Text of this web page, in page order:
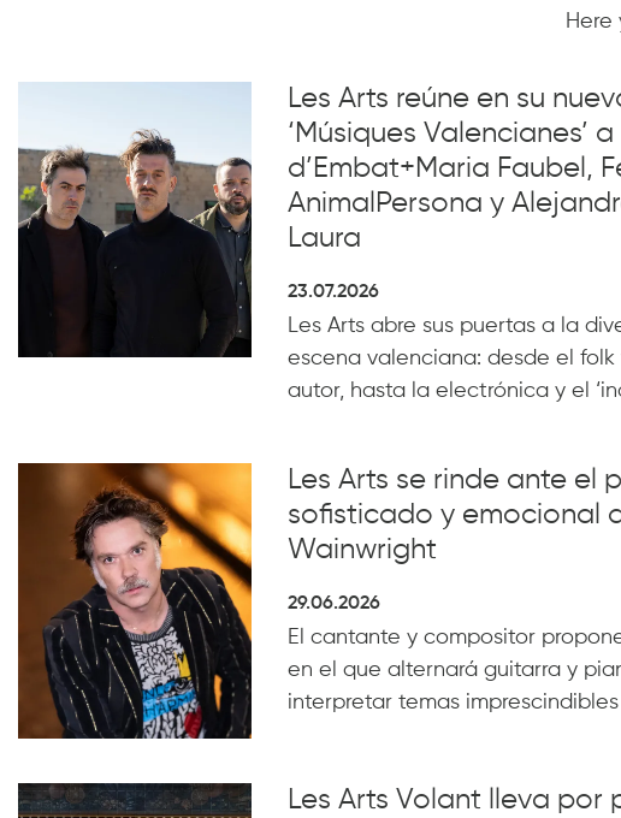
Here
Les Arts reúne en su
‘Músiques Valencianes’ a
d’Embat+Maria Faubel,
AnimalPersona y
Laura
23.07.2026
Les Arts abre sus puertas a la
escena valenciana: desde el
autor, hasta la electrónica y el
Les Arts se rinde ante el
sofisticado y emocional
Wainwright
29.06.2026
El cantante y compositor
en el que alternará guitarra y
interpretar temas
Les Arts Volant lleva por